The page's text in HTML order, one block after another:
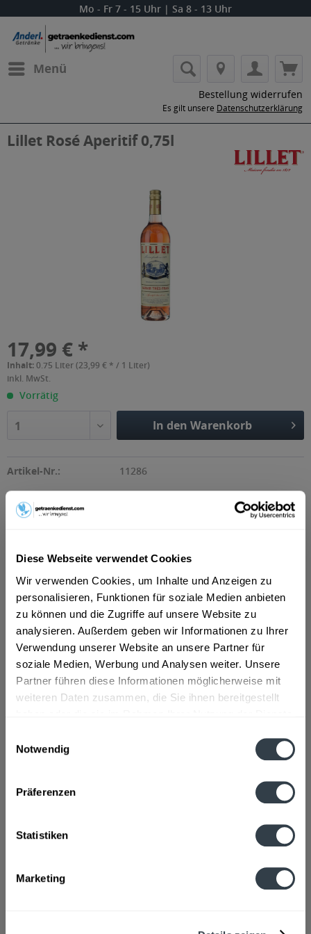
Diese Webseite verwendet Cookies
Wir verwenden Cookies, um Inhalte und Anzeigen zu
personalisieren, Funktionen für soziale Medien anbieten
zu können und die Zugriffe auf unsere Website zu
analysieren. Außerdem geben wir Informationen zu Ihrer
Verwendung unserer Website an unsere Partner für
soziale Medien, Werbung und Analysen weiter. Unsere
Partner führen diese Informationen möglicherweise mit
weiteren Daten zusammen, die Sie ihnen bereitgestellt
Notwendig
Präferenzen
Statistiken
Marketing
Mo - Fr 7 - 15 Uhr | Sa 8 - 13 Uhr
Menü
Bestellung widerrufen
Es gilt unsere Datenschutzerklärung
Lillet Rosé Aperitif 0,75l
17,99 € *
Inhalt:0.75 Liter (23,99 € * / 1 Liter)
inkl. MwSt.
Vorrätig
1 In den Warenkorb
Artikel-Nr.: 11286
beweist unser Lillet Rosé. Mit seiner...
Zutaten und Allergene
enthält SULFITEmehr
Lebensmittelunternehmer
Pernod Ricard Deutschland, Habsburgerring 2 50674 KÃ¶ln
mehr
17 % vol
mehr
Zuletzt angesehen